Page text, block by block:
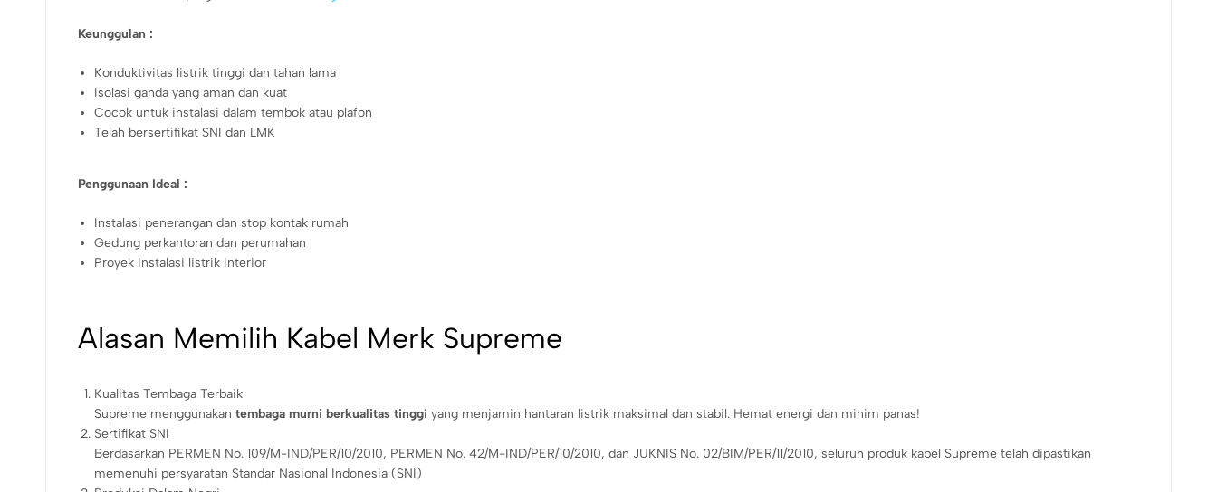
Keunggulan :
Konduktivitas listrik tinggi dan tahan lama
Isolasi ganda yang aman dan kuat
Cocok untuk instalasi dalam tembok atau plafon
Telah bersertifikat SNI dan LMK
Penggunaan Ideal :
Instalasi penerangan dan stop kontak rumah
Gedung perkantoran dan perumahan
Proyek instalasi listrik interior
Alasan Memilih Kabel Merk Supreme
Kualitas Tembaga Terbaik
Supreme menggunakantembaga murni berkualitas tinggi yang menjamin hantaran listrik maksimal dan stabil. Hemat energi dan minim panas!
Sertifikat SNI
Berdasarkan PERMEN No. 109/M-IND/PER/10/2010, PERMEN No. 42/M-IND/PER/10/2010, dan JUKNIS No. 02/BIM/PER/11/2010, seluruh produk kabel Supreme telah dipastikan
memenuhi persyaratan Standar Nasional Indonesia (SNI)